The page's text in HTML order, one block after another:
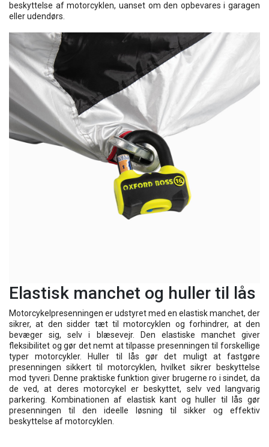
beskyttelse af motorcyklen, uanset om den opbevares i garagen
eller udendørs.
Elastisk manchet og huller til lås
Motorcykelpresenningen er udstyret med en elastisk manchet, der
sikrer, at den sidder tæt til motorcyklen og forhindrer, at den
bevæger sig, selv i blæsevejr. Den elastiske manchet giver
fleksibilitet og gør det nemt at tilpasse presenningen til forskellige
typer motorcykler. Huller til lås gør det muligt at fastgøre
presenningen sikkert til motorcyklen, hvilket sikrer beskyttelse
mod tyveri. Denne praktiske funktion giver brugerne ro i sindet, da
de ved, at deres motorcykel er beskyttet, selv ved langvarig
parkering. Kombinationen af elastisk kant og huller til lås gør
presenningen til den ideelle løsning til sikker og effektiv
beskyttelse af motorcyklen.